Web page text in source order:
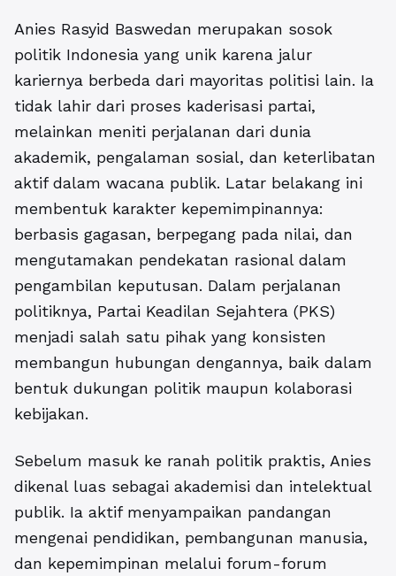
Anies Rasyid Baswedan merupakan sosok
politik Indonesia yang unik karena jalur
kariernya berbeda dari mayoritas politisi lain. Ia
tidak lahir dari proses kaderisasi partai,
melainkan meniti perjalanan dari dunia
akademik, pengalaman sosial, dan keterlibatan
aktif dalam wacana publik. Latar belakang ini
membentuk karakter kepemimpinannya:
berbasis gagasan, berpegang pada nilai, dan
mengutamakan pendekatan rasional dalam
pengambilan keputusan. Dalam perjalanan
politiknya, Partai Keadilan Sejahtera (PKS)
menjadi salah satu pihak yang konsisten
membangun hubungan dengannya, baik dalam
bentuk dukungan politik maupun kolaborasi
kebijakan.
Sebelum masuk ke ranah politik praktis, Anies
dikenal luas sebagai akademisi dan intelektual
publik. Ia aktif menyampaikan pandangan
mengenai pendidikan, pembangunan manusia,
dan kepemimpinan melalui forum-forum